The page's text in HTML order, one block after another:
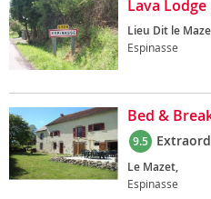
Lava Lodge
Lieu Dit le
Espinasse
Bed &
9.5
Le Mazet,
Espinasse